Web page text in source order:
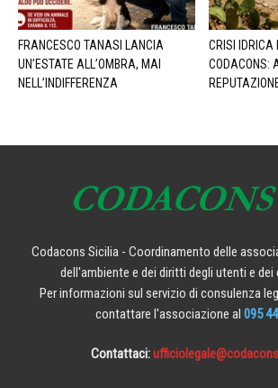
FRANCESCO TANASI LANCIA
UN’ESTATE ALL’OMBRA, MAI
NELL’INDIFFERENZA
CRISI IDRICA
CODACONS:
Codacons Sicilia - Coordinamento delle
dell'ambiente e dei diritti degli utenti e
Per informazioni sul servizio di consulenza
contattare l'associazione al 095
Contattaci: